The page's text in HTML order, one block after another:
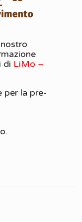
di LiMo –
per la pre-